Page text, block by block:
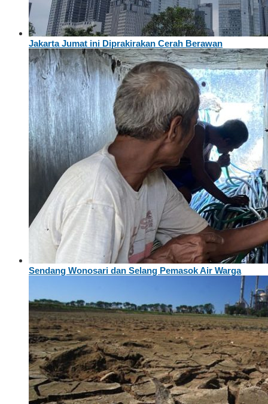
Jakarta Jumat ini Diprakirakan Cerah Berawan
Sendang Wonosari dan Selang Pemasok Air Warga